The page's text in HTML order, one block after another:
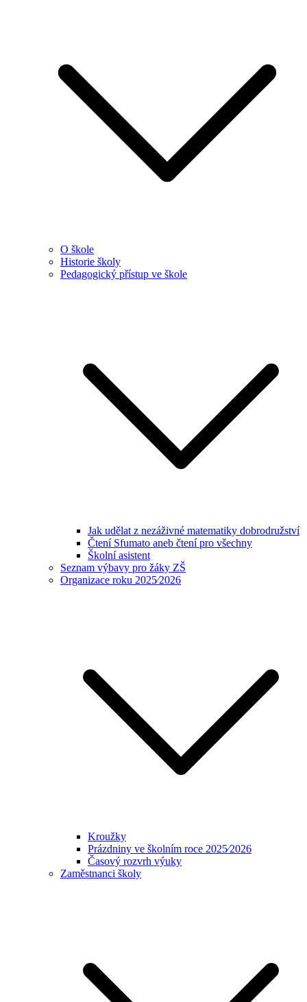
O škole
Historie školy
Pedagogický přístup ve škole
Jak udělat z nezáživné matematiky dobrodružství
Čtení Sfumato aneb čtení pro všechny
Školní asistent
Seznam výbavy pro žáky ZŠ
Organizace roku 2025⁄2026
Kroužky
Prázdniny ve školním roce 2025⁄2026
Časový rozvrh výuky
Zaměstnanci školy